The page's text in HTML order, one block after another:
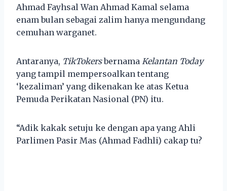
Ahmad Fayhsal Wan Ahmad Kamal selama
enam bulan sebagai zalim hanya mengundang
cemuhan warganet.
Antaranya, TikTokersbernama Kelantan Today
yang tampil mempersoalkan tentang
‘kezaliman’ yang dikenakan ke atas Ketua
Pemuda Perikatan Nasional (PN) itu.
“Adik kakak setuju ke dengan apa yang Ahli
Parlimen Pasir Mas (Ahmad Fadhli) cakap tu?